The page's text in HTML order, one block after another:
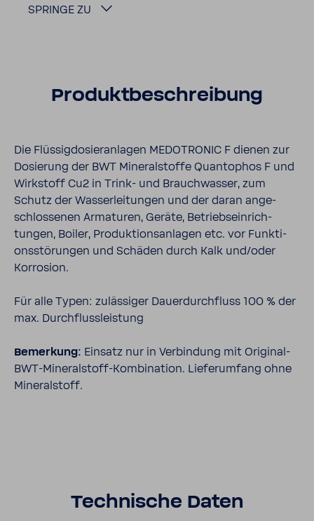
SPRINGE ZU
Produkt­be­schrei­bung
Die Flüs­sig­do­sier­an­lagen MEDO­TRONIC F dienen zur
Dosie­rung der BWT Mine­ral­stoffe Quan­to­phos F und
Wirk­stoff Cu2 in Trink-​​ und Brauch­wasser, zum
Schutz der Wasser­lei­tungen und der daran ange­
schlos­senen Arma­turen, Geräte, Betriebs­ein­rich­
tungen, Boiler, Produk­ti­ons­an­lagen etc. vor Funk­ti­
ons­stö­rungen und Schäden durch Kalk und/oder
Korro­sion.
Für alle Typen: zuläs­siger Dauer­durch­fluss 100 % der
max. Durch­fluss­leis­tung
Bemer­kung: Einsatz nur in Verbin­dung mit Original-​​
BWT-​Mineralstoff-Kombination. Liefer­um­fang ohne
Mine­ral­stoff.
Tech­ni­sche Daten